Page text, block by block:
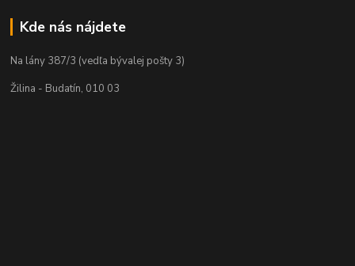
Kde nás nájdete
Na lány 387/3 (vedľa bývalej pošty 3)
Žilina - Budatín, 010 03